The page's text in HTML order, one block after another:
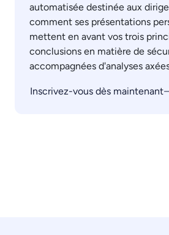
automatisée destinée aux
comment ses présentations
mettent en avant vos trois
conclusions en matière de
accompagnées d'analyses
Inscrivez-vous dès maintenant